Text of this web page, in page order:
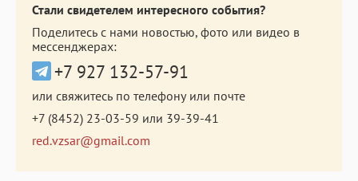
Стали свидетелем интересного события?
Поделитесь с нами новостью, фото или видео в
мессенджерах:
+7 927 132-57-91
или свяжитесь по телефону или почте
+7 (8452) 23-03-59 или 39-39-41
red.vzsar@gmail.com